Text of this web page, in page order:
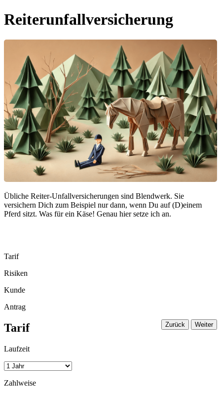
Reiterunfallversicherung
Übliche Reiter-Unfallversicherungen sind Blendwerk. Sie
versichern Dich zum Beispiel nur dann, wenn Du auf (D)einem
Pferd sitzt. Was für ein Käse! Genau hier setze ich an.
Tarif
Risiken
Kunde
Antrag
Zurück Weiter
Tarif
Laufzeit
Zahlweise